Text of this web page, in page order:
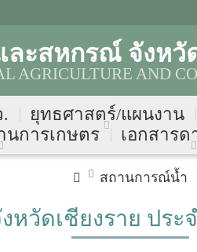
ละสหกรณ์ จังหวั
AGRICULTURE AND
ยุทธศาสตร์/แผนงาน
นการเกษตร
เอกสาร
สถานการณ์น้ำ
วัดเชียงราย ประ